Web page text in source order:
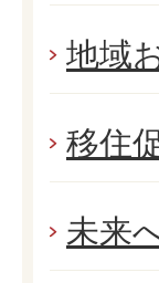
地域
移住
未来